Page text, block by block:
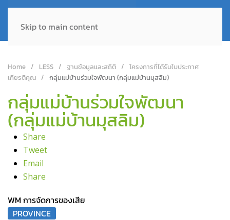
Skip to main content
Home LESS ฐานข้อมูลและสถิติ
โครงการที่ได้รับใบประกาศ
เกียรติคุณ
กลุ่มแม่บ้านร่วมใจพัฒนา (กลุ่มแม่บ้านมุสลิม)
กลุ่มแม่บ้านร่วมใจพัฒนา
(กลุ่มแม่บ้านมุสลิม)
Share
Tweet
Email
Share
WM การจัดการของเสีย
PROVINCE